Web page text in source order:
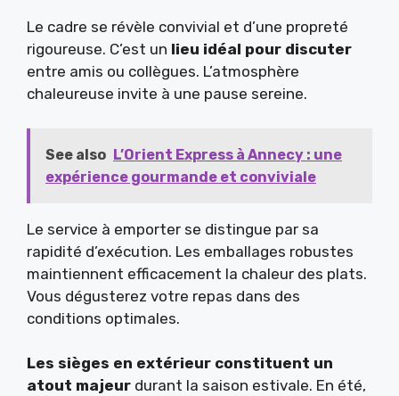
Le cadre se révèle convivial et d’une propreté
rigoureuse. C’est un lieu idéal pour discuter
entre amis ou collègues. L’atmosphère
chaleureuse invite à une pause sereine.
See also L’Orient Express à Annecy : une
expérience gourmande et conviviale
Le service à emporter se distingue par sa
rapidité d’exécution. Les emballages robustes
maintiennent efficacement la chaleur des plats.
Vous dégusterez votre repas dans des
conditions optimales.
Les sièges en extérieur constituent un
atout majeur durant la saison estivale. En été,